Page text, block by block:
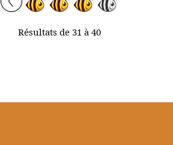
Résultats de 31 à 40